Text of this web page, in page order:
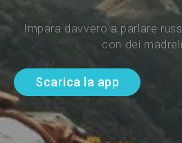
Impara davvero a parlare
con dei
Scarica la app